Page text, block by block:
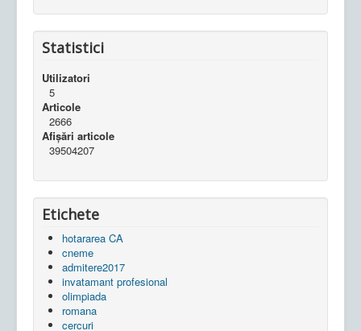
Statistici
Utilizatori
5
Articole
2666
Afișări articole
39504207
Etichete
hotararea CA
cneme
admitere2017
invatamant profesional
olimpiada
romana
cercuri